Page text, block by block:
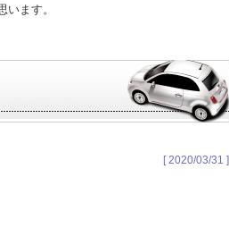
ます。
[ 2020/03/31 ]